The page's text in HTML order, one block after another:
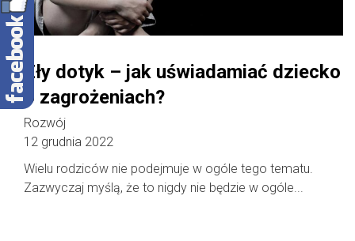
Zły dotyk – jak uświadamiać dziecko
o zagrożeniach?
Rozwój
12 grudnia 2022
Wielu rodziców nie podejmuje w ogóle tego tematu.
Zazwyczaj myślą, że to nigdy nie będzie w ogóle...